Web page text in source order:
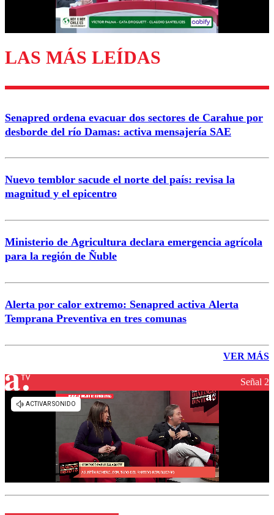
Enviar comentario
LAS MÁS LEÍDAS
Senapred ordena evacuar dos sectores de Carahue por
desborde del río Damas: activa mensajería SAE
Nuevo temblor sacude el norte del país: revisa la
magnitud y el epicentro
Ministerio de Agricultura declara emergencia agrícola
para la región de Ñuble
Alerta por calor extremo: Senapred activa Alerta
Temprana Preventiva en tres comunas
VER MÁS
Señal 2